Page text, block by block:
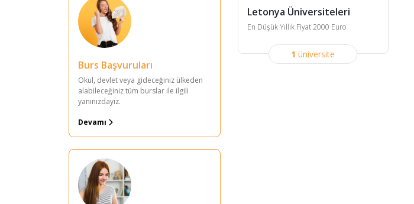
Burs Başvuruları
Okul, devlet veya gideceğiniz ülkeden
alabileceğiniz tüm burslar ile ilgili
yanınızdayız.
Devamı
Letonya Üniversiteleri
En Düşük Yıllık Fiyat 2000 Euro
1 üniversite